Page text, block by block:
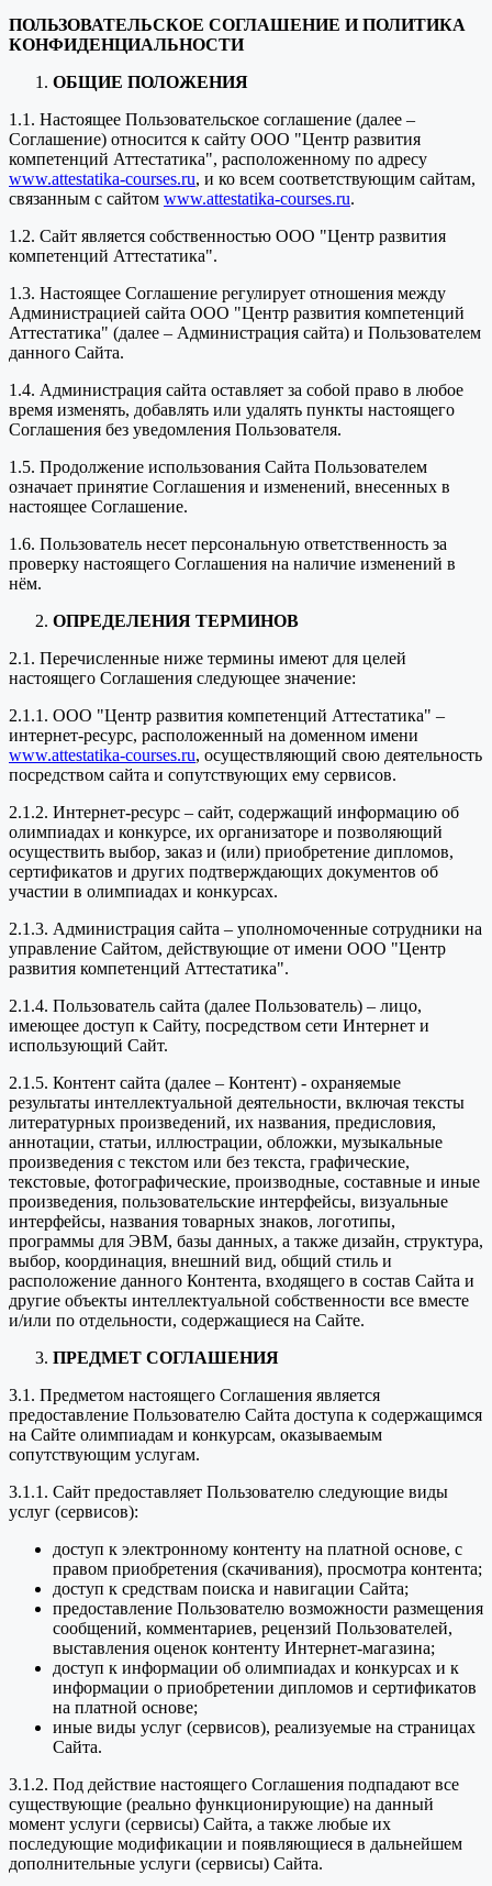
ПОЛЬЗОВАТЕЛЬСКОЕ СОГЛАШЕНИЕ И ПОЛИТИКА
КОНФИДЕНЦИАЛЬНОСТИ
ОБЩИЕ ПОЛОЖЕНИЯ
1.1. Настоящее Пользовательское соглашение (далее –
Соглашение) относится к сайту ООО "Центр развития
компетенций Аттестатика", расположенному по адресу
www.attestatika-courses.ru, и ко всем соответствующим сайтам,
связанным с сайтом www.attestatika-courses.ru.
1.2. Сайт является собственностью ООО "Центр развития
компетенций Аттестатика".
1.3. Настоящее Соглашение регулирует отношения между
Администрацией сайта ООО "Центр развития компетенций
Аттестатика" (далее – Администрация сайта) и Пользователем
данного Сайта.
1.4. Администрация сайта оставляет за собой право в любое
время изменять, добавлять или удалять пункты настоящего
Соглашения без уведомления Пользователя.
1.5. Продолжение использования Сайта Пользователем
означает принятие Соглашения и изменений, внесенных в
настоящее Соглашение.
1.6. Пользователь несет персональную ответственность за
проверку настоящего Соглашения на наличие изменений в
нём.
ОПРЕДЕЛЕНИЯ ТЕРМИНОВ
2.1. Перечисленные ниже термины имеют для целей
настоящего Соглашения следующее значение:
2.1.1. ООО "Центр развития компетенций Аттестатика" –
интернет-ресурс, расположенный на доменном имени
www.attestatika-courses.ru, осуществляющий свою деятельность
посредством сайта и сопутствующих ему сервисов.
2.1.2. Интернет-ресурс – сайт, содержащий информацию об
олимпиадах и конкурсе, их организаторе и позволяющий
осуществить выбор, заказ и (или) приобретение дипломов,
сертификатов и других подтверждающих документов об
участии в олимпиадах и конкурсах.
2.1.3. Администрация сайта – уполномоченные сотрудники на
управление Сайтом, действующие от имени ООО "Центр
развития компетенций Аттестатика".
2.1.4. Пользователь сайта (далее Пользователь) – лицо,
имеющее доступ к Сайту, посредством сети Интернет и
использующий Сайт.
2.1.5. Контент сайта (далее – Контент) - охраняемые
результаты интеллектуальной деятельности, включая тексты
литературных произведений, их названия, предисловия,
аннотации, статьи, иллюстрации, обложки, музыкальные
произведения с текстом или без текста, графические,
текстовые, фотографические, производные, составные и иные
произведения, пользовательские интерфейсы, визуальные
интерфейсы, названия товарных знаков, логотипы,
программы для ЭВМ, базы данных, а также дизайн, структура,
выбор, координация, внешний вид, общий стиль и
расположение данного Контента, входящего в состав Сайта и
другие объекты интеллектуальной собственности все вместе
и/или по отдельности, содержащиеся на Сайте.
ПРЕДМЕТ СОГЛАШЕНИЯ
3.1. Предметом настоящего Соглашения является
предоставление Пользователю Сайта доступа к содержащимся
на Сайте олимпиадам и конкурсам, оказываемым
сопутствующим услугам.
3.1.1. Сайт предоставляет Пользователю следующие виды
услуг (сервисов):
доступ к электронному контенту на платной основе, с
правом приобретения (скачивания), просмотра контента;
доступ к средствам поиска и навигации Сайта;
предоставление Пользователю возможности размещения
сообщений, комментариев, рецензий Пользователей,
выставления оценок контенту Интернет-магазина;
доступ к информации об олимпиадах и конкурсах и к
информации о приобретении дипломов и сертификатов
на платной основе;
иные виды услуг (сервисов), реализуемые на страницах
Сайта.
3.1.2. Под действие настоящего Соглашения подпадают все
существующие (реально функционирующие) на данный
момент услуги (сервисы) Сайта, а также любые их
последующие модификации и появляющиеся в дальнейшем
дополнительные услуги (сервисы) Сайта.